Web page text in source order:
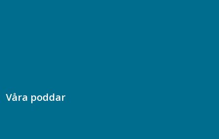
Våra poddar